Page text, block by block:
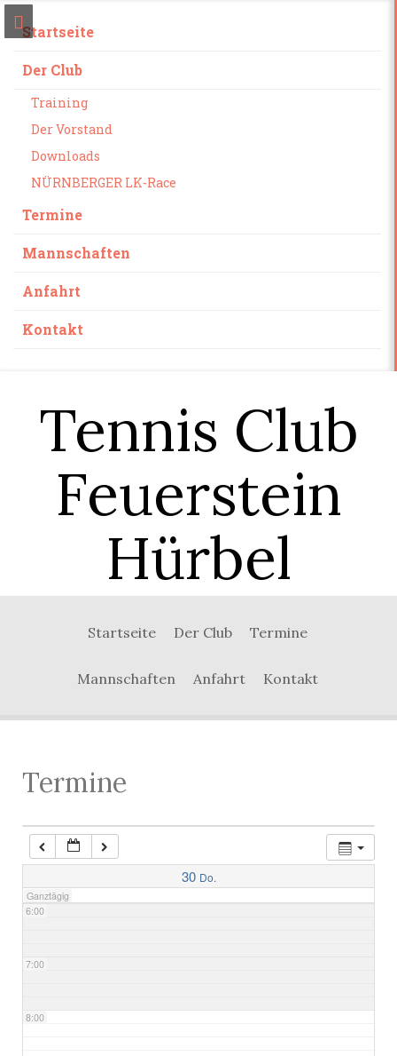
Startseite
Der Club
Training
Der Vorstand
Downloads
NÜRNBERGER LK-Race
Termine
Mannschaften
Anfahrt
Kontakt
Tennis Club
Feuerstein
Hürbel
Startseite Der Club Termine
Mannschaften Anfahrt Kontakt
Termine
30 Do.
Ganztägig
5:00
6:00
7:00
8:00